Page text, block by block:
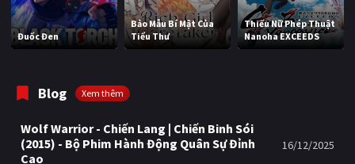
Đuốc Đen
Bảo Mẫu Bí Mật Của
Tiểu Thư
Thiếu Nữ Phép Thuật
Nanoha EXCEEDS
Blog Xem thêm
Wolf Warrior - Chiến Lang | Chiến Binh Sói
(2015) - Bộ Phim Hành Động Quân Sự Đỉnh
Cao
16/12/2025